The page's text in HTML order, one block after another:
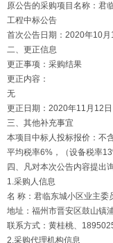
原公告的采购项目名称：君
工程中标公告
首次公告日期：
二、更正信息
更正事项：采购结果
更正内容：
无
更正日期：2020年11月12
三、其他补充事宜
本项目中标人投标报价：不
平均税率6%，（设备税率
四、凡对本次公告内容提出
1.采购人信息
名 称：君临东城小区
地址：福州市晋安区
联系方式：黄桂桃
2.采购代理机构信息